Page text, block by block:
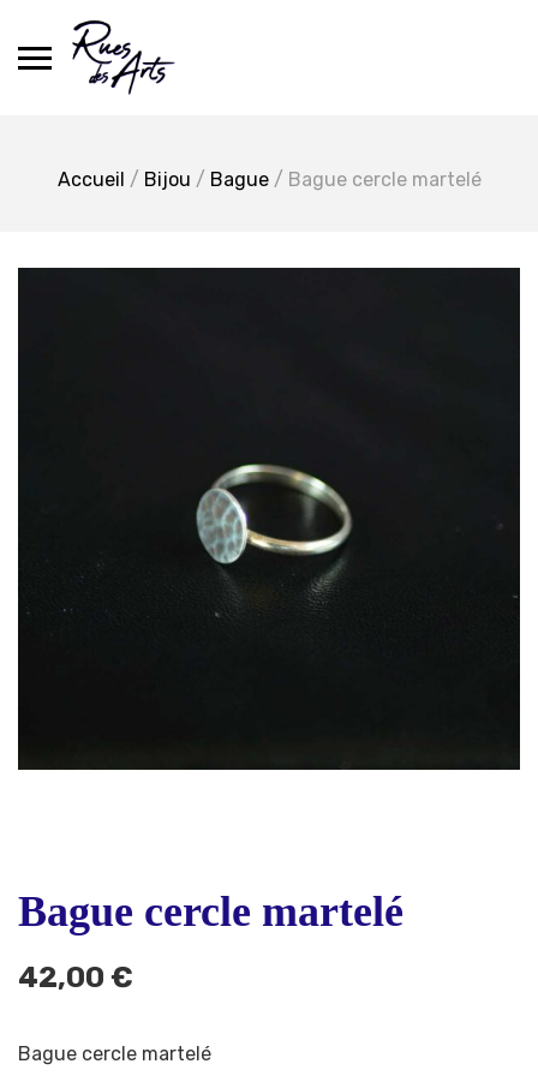
Accueil / Bijou / Bague/ Bague cercle martelé
Bague cercle martelé
42,00 €
Bague cercle martelé